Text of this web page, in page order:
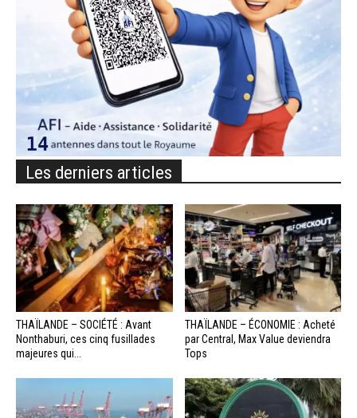
Les derniers articles
THAÏLANDE – SOCIÉTÉ : Avant
Nonthaburi, ces cinq fusillades
majeures qui...
THAÏLANDE – ÉCONOMIE : Acheté
par Central, Max Value deviendra
Tops